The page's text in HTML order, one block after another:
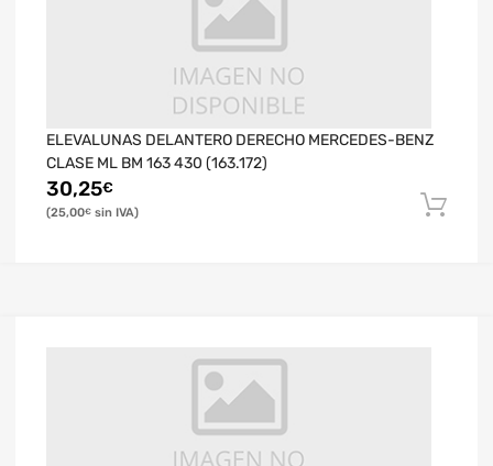
ELEVALUNAS DELANTERO DERECHO MERCEDES-BENZ
CLASE ML BM 163 430 (163.172)
30,25€
25,00€